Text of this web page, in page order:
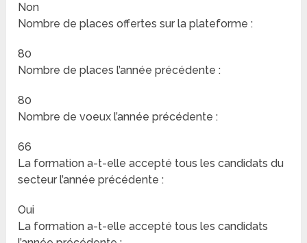
Non
Nombre de places offertes sur la plateforme :
80
Nombre de places l’année précédente :
80
Nombre de voeux l’année précédente :
66
La formation a-t-elle accepté tous les candidats du
secteur l’année précédente :
Oui
La formation a-t-elle accepté tous les candidats